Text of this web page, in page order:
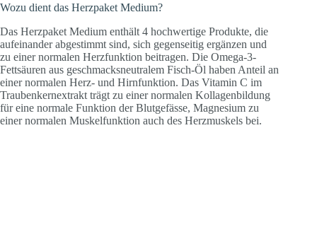
Wozu dient das Herzpaket Medium?
Das Herzpaket Medium enthält 4 hochwertige Produkte, die
aufeinander abgestimmt sind, sich gegenseitig ergänzen und
zu einer normalen Herzfunktion beitragen. Die Omega-3-
Fettsäuren aus geschmacksneutralem Fisch-Öl haben Anteil an
einer normalen Herz- und Hirnfunktion. Das Vitamin C im
Traubenkernextrakt trägt zu einer normalen Kollagenbildung
für eine normale Funktion der Blutgefässe, Magnesium zu
einer normalen Muskelfunktion auch des Herzmuskels bei.